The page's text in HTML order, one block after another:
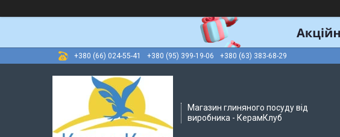
+380 (66) 024-55-41 +380 (95) 399-19-06 +380 (63) 383-68-29
Магазин глиняного посуду від
виробника - КерамКлуб